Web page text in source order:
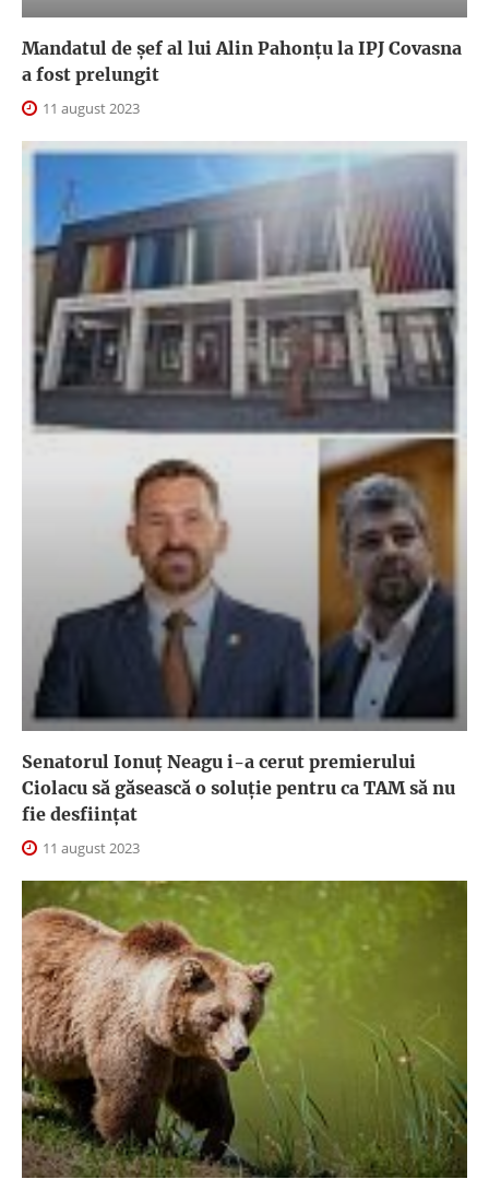
Mandatul de șef al lui Alin Pahonțu la IPJ Covasna
a fost prelungit
11 august 2023
Senatorul Ionuț Neagu i-a cerut premierului
Ciolacu să găsească o soluție pentru ca TAM să nu
fie desființat
11 august 2023